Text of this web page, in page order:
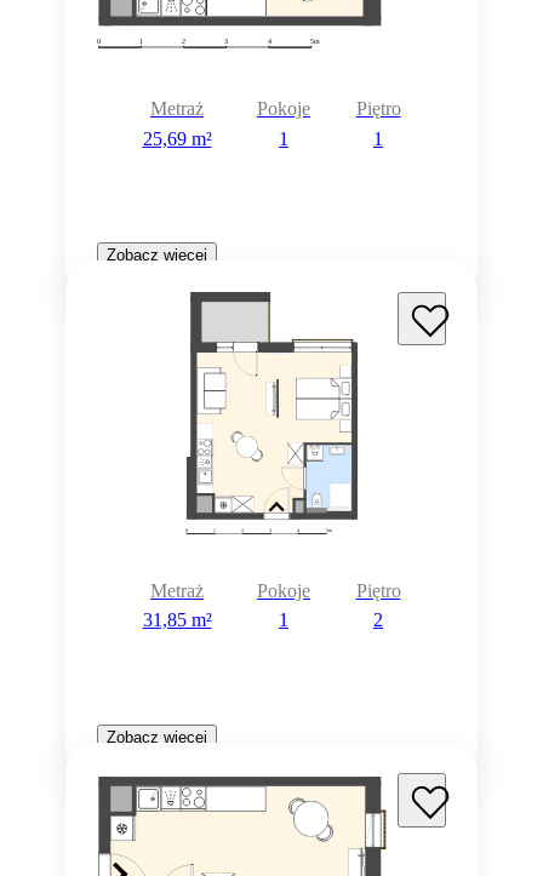
Metraż
25,69 m²
Pokoje
1
Piętro
1
Zobacz więcej
Metraż
31,85 m²
Pokoje
1
Piętro
2
Zobacz więcej